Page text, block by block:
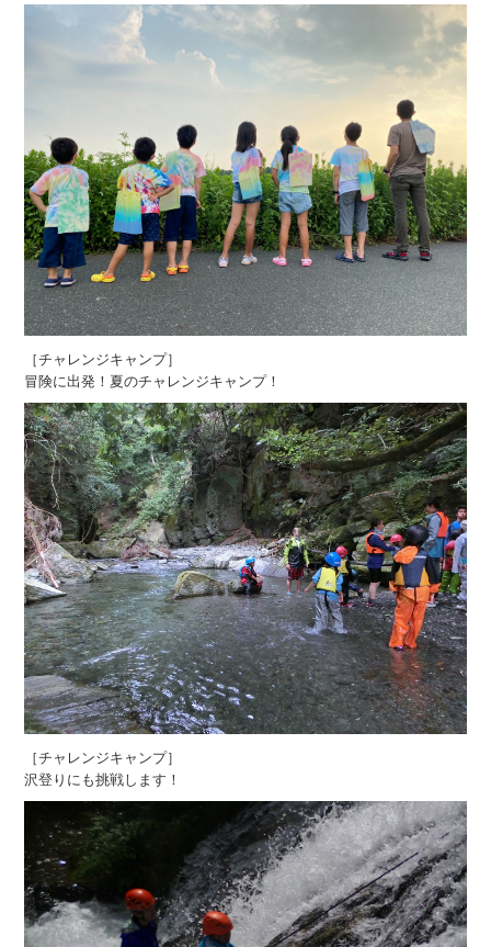
［チャレンジキャンプ］
冒険に出発！夏のチャレンジキャンプ！
［チャレンジキャンプ］
沢登りにも挑戦します！